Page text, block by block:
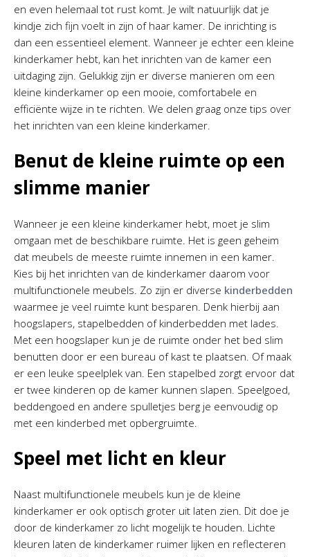
en even helemaal tot rust komt. Je wilt natuurlijk dat je
kindje zich fijn voelt in zijn of haar kamer. De inrichting is
dan een essentieel element. Wanneer je echter een kleine
kinderkamer hebt, kan het inrichten van de kamer een
uitdaging zijn. Gelukkig zijn er diverse manieren om een
kleine kinderkamer op een mooie, comfortabele en
efficiënte wijze in te richten. We delen graag onze tips over
het inrichten van een kleine kinderkamer.
Benut de kleine ruimte op een
slimme manier
Wanneer je een kleine kinderkamer hebt, moet je slim
omgaan met de beschikbare ruimte. Het is geen geheim
dat meubels de meeste ruimte innemen in een kamer.
Kies bij het inrichten van de kinderkamer daarom voor
multifunctionele meubels. Zo zijn er diverse kinderbedden
waarmee je veel ruimte kunt besparen. Denk hierbij aan
hoogslapers, stapelbedden of kinderbedden met lades.
Met een hoogslaper kun je de ruimte onder het bed slim
benutten door er een bureau of kast te plaatsen. Of maak
er een leuke speelplek van. Een stapelbed zorgt ervoor dat
er twee kinderen op de kamer kunnen slapen. Speelgoed,
beddengoed en andere spulletjes berg je eenvoudig op
met een kinderbed met opbergruimte.
Speel met licht en kleur
Naast multifunctionele meubels kun je de kleine
kinderkamer er ook optisch groter uit laten zien. Dit doe je
door de kinderkamer zo licht mogelijk te houden. Lichte
kleuren laten de kinderkamer ruimer lijken en reflecteren